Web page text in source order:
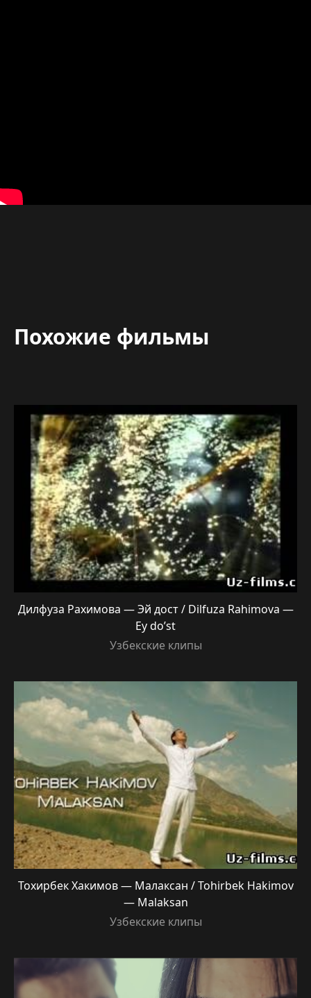
Похожие фильмы
Дилфуза Рахимова — Эй дост / Dilfuza Rahimova —
Ey do’st
Узбекские клипы
Тохирбек Хакимов — Малаксан / Tohirbek Hakimov
— Malaksan
Узбекские клипы